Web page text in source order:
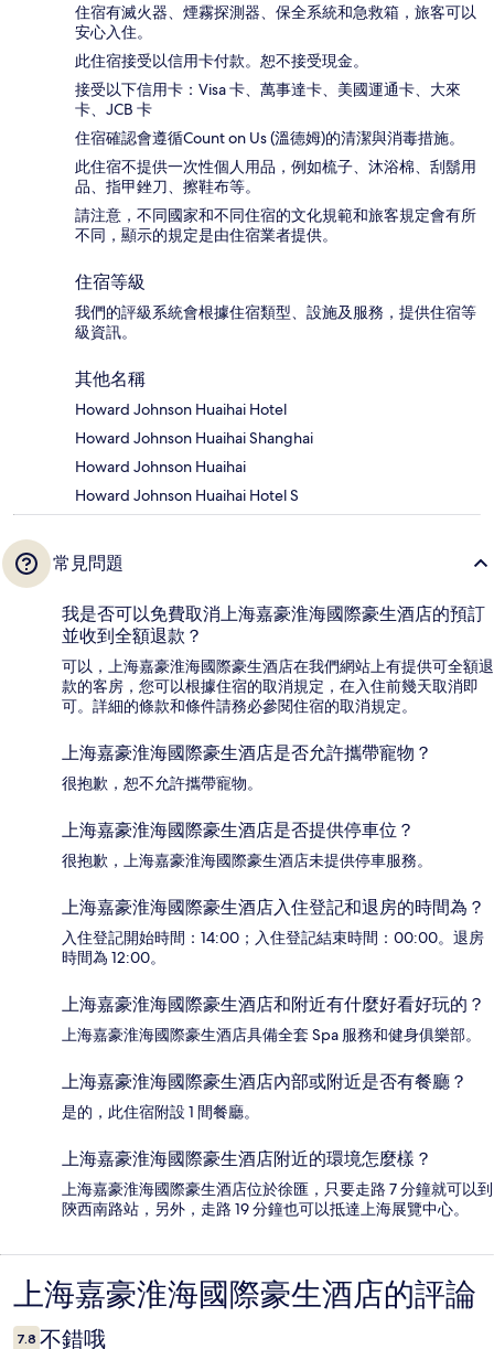
住宿有滅火器、煙霧探測器、保全系統和急救箱，旅客可以
安心入住。
此住宿接受以信用卡付款。恕不接受現金。
接受以下信用卡：Visa 卡、萬事達卡、美國運通卡、大來
卡、JCB 卡
住宿確認會遵循Count on Us (溫德姆)的清潔與消毒措施。
此住宿不提供一次性個人用品，例如梳子、沐浴棉、刮鬍用
品、指甲銼刀、擦鞋布等。
請注意，不同國家和不同住宿的文化規範和旅客規定會有所
不同，顯示的規定是由住宿業者提供。
住宿等級
我們的評級系統會根據住宿類型、設施及服務，提供住宿等
級資訊。
其他名稱
Howard Johnson Huaihai Hotel
Howard Johnson Huaihai Shanghai
Howard Johnson Huaihai
Howard Johnson Huaihai Hotel S
常見問題
我是否可以免費取消上海嘉豪淮海國際豪生酒店的預訂
並收到全額退款？
可以，上海嘉豪淮海國際豪生酒店在我們網站上有提供可全額退
款的客房，您可以根據住宿的取消規定，在入住前幾天取消即
可。詳細的條款和條件請務必參閱住宿的取消規定。
上海嘉豪淮海國際豪生酒店是否允許攜帶寵物？
很抱歉，恕不允許攜帶寵物。
上海嘉豪淮海國際豪生酒店是否提供停車位？
很抱歉，上海嘉豪淮海國際豪生酒店未提供停車服務。
上海嘉豪淮海國際豪生酒店入住登記和退房的時間為？
入住登記開始時間：14:00；入住登記結束時間：00:00。退房
時間為 12:00。
上海嘉豪淮海國際豪生酒店和附近有什麼好看好玩的？
上海嘉豪淮海國際豪生酒店具備全套 Spa 服務和健身俱樂部。
上海嘉豪淮海國際豪生酒店內部或附近是否有餐廳？
是的，此住宿附設 1 間餐廳。
上海嘉豪淮海國際豪生酒店附近的環境怎麼樣？
上海嘉豪淮海國際豪生酒店位於徐匯，只要走路 7 分鐘就可以到
陝西南路站，另外，走路 19 分鐘也可以抵達上海展覽中心。
評
論
上海嘉豪淮海國際豪生酒店的評論
7.8 不錯哦